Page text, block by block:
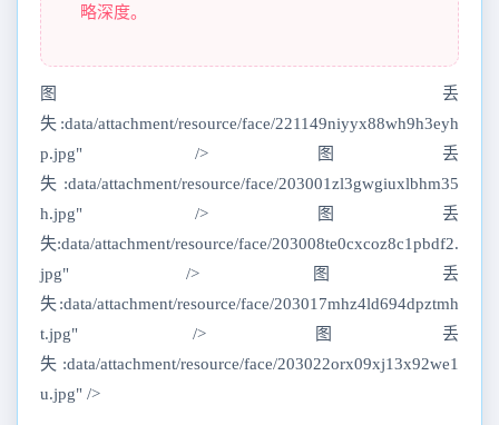
略深度。
图丢
失:data/attachment/resource/face/221149niyyx88wh9h3eyh
p.jpg" />图丢
失:data/attachment/resource/face/203001zl3gwgiuxlbhm35
h.jpg" />图丢
失:data/attachment/resource/face/203008te0cxcoz8c1pbdf2.
jpg" />图丢
失:data/attachment/resource/face/203017mhz4ld694dpztmh
t.jpg" />图丢
失:data/attachment/resource/face/203022orx09xj13x92we1
u.jpg" />